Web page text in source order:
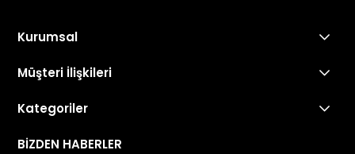
Kurumsal
Müşteri İlişkileri
Kategoriler
BİZDEN HABERLER